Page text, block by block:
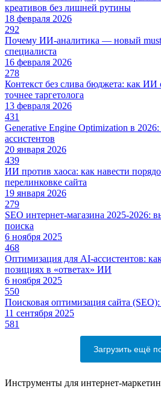
креативов без лишней рутины
18 февраля 2026
292
Почему ИИ-аналитика — новый
специалиста
16 февраля 2026
278
Контекст без слива бюджета: как ИИ
точнее таргетолога
13 февраля 2026
431
Generative Engine Optimization в
ассистентов
20 января 2026
439
ИИ против хаоса: как навести
перелинковке сайта
19 января 2026
279
SEO интернет-магазина 2025-2026:
поиска
6 ноября 2025
468
Оптимизация для AI-ассистентов:
позициях в «ответах» ИИ
6 ноября 2025
550
Поисковая оптимизация сайта
11 сентября 2025
581
Загрузить ещё
Инструменты для интернет-